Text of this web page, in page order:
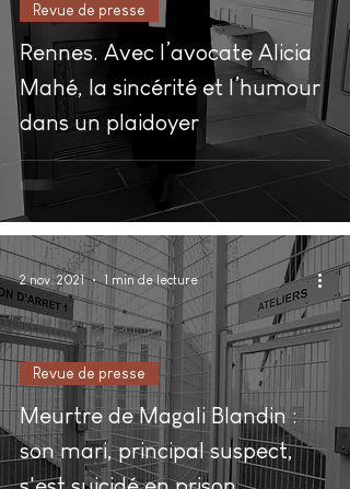
Rennes. Avec l’avocate Alicia
Mahé, la sincérité et l’humour
dans un plaidoyer
Revue de presse
Meurtre de Magali Blandin :
son mari, principal suspect,
Revue de presse
2 nov. 2021 1 min de lecture